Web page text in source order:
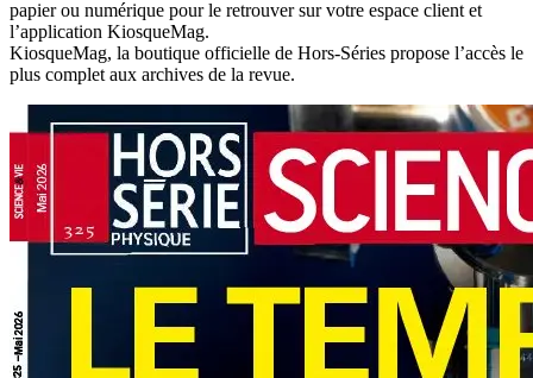
papier ou numérique pour le retrouver sur votre espace client et
l’application KiosqueMag.
KiosqueMag, la boutique officielle de Hors-Séries propose l’accès le
plus complet aux archives de la revue.